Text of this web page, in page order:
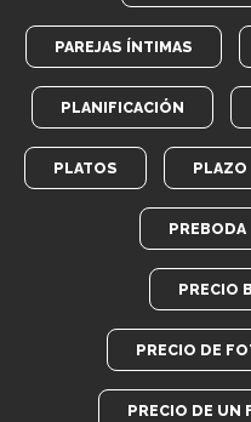
PAREJAS ÍNTIMAS
PLANIFICACIÓN
PLATOS PLAZO
PREBODA
PRECIO
PRECIO DE
PRECIO DE UN